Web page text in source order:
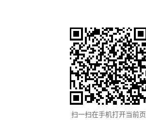
扫一扫在手机打开当前页